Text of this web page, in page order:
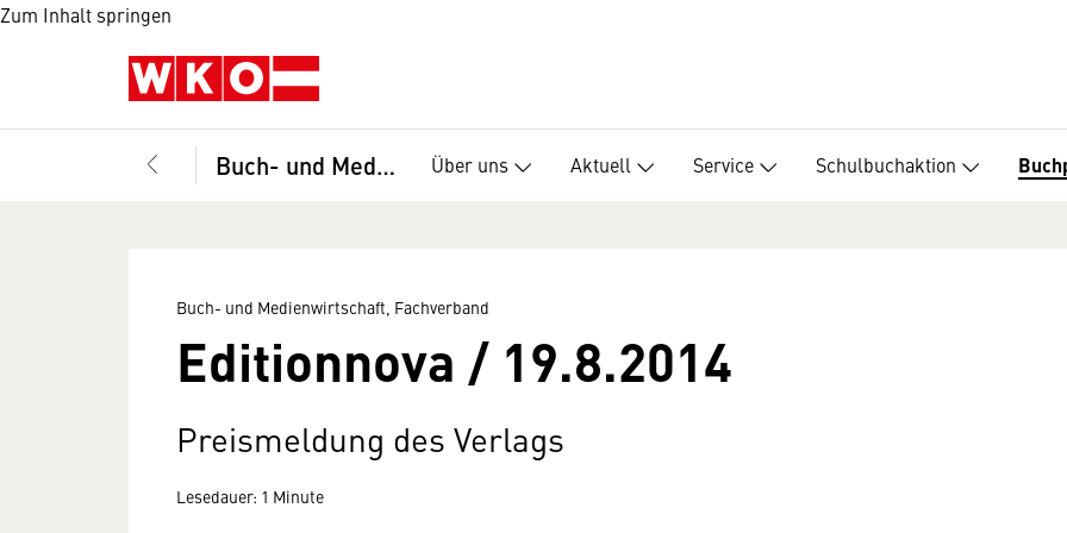
Zum Inhalt springen
Buch- und Medienwirtschaft, Fachverband Über uns Aktuell Service Schulbuchaktion
Buch- und Medienwirtschaft, Fachverband
Editionnova / 19.8.2014
Preismeldung des Verlags
Lesedauer: 1 Minute